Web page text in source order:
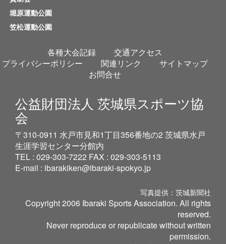
堀原運動公園
笠松運動公園
各種大会記録
交通アクセス
プライバシーポリシー
関連リンク
サイトマップ
お問合せ
公益財団法人 茨城県スポーツ協
会
〒310-0911 水戸市見和1丁目356番地の2 茨城県水戸
生涯学習センター分館内
TEL : 029-303-7222 FAX : 029-303-5113
E-mail : ibarakiken@ibaraki-spokyo.jp
写真提供：茨城新聞社
Copyright 2006 Ibaraki Sports Association. All rights
reserved.
Never reproduce or republicate without written
permission.